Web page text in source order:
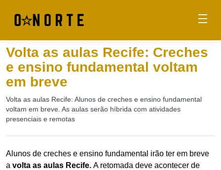
Volta as aulas Recife: Creches
e ensino fundamental voltam
em breve
Volta as aulas Recife: Alunos de creches e ensino fundamental
voltam em breve. As aulas serão híbrida com atividades
presenciais e remotas
Alunos de creches e ensino fundamental irão ter em breve
a volta as aulas Recife. A retomada deve acontecer de